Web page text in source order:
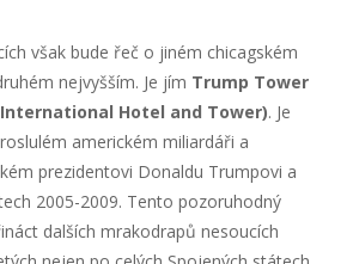
však bude řeč o jiném chicagském
nejvyšším. Je jím Trump Tower
Hotel and Tower). Je
americkém miliardáři a
prezidentovi Donaldu Trumpovi a
2005-2009. Tento pozoruhodný
dalších mrakodrapů nesoucích